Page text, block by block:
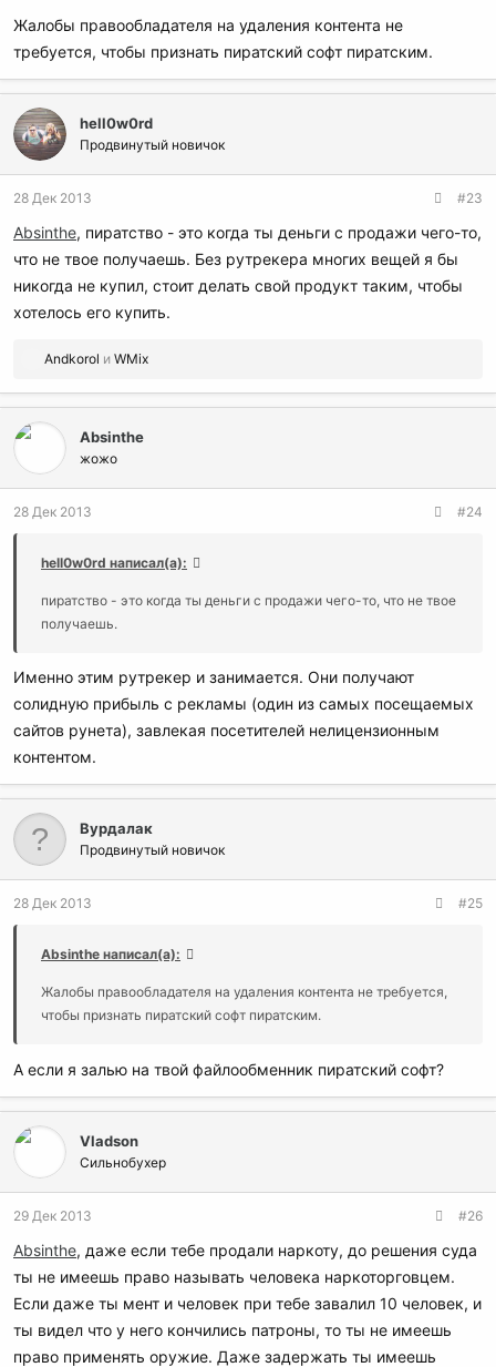
Жалобы правообладателя на удаления контента не
требуется, чтобы признать пиратский софт пиратским.
hell0w0rd
Продвинутый новичок
28 Дек 2013 #23
Absinthe, пиратство - это когда ты деньги с продажи чего-то,
что не твое получаешь. Без рутрекера многих вещей я бы
никогда не купил, стоит делать свой продукт таким, чтобы
хотелось его купить.
Р
а
и
Andkorol и WMix
Absinthe
жожо
28 Дек 2013 #24
hell0w0rd написал(а):
пиратство - это когда ты деньги с продажи чего-то, что не твое
получаешь.
Именно этим рутрекер и занимается. Они получают
солидную прибыль с рекламы (один из самых посещаемых
сайтов рунета), завлекая посетителей нелицензионным
контентом.
Вурдалак
Продвинутый новичок
28 Дек 2013 #25
Absinthe написал(а):
Жалобы правообладателя на удаления контента не требуется,
чтобы признать пиратский софт пиратским.
А если я залью на твой файлообменник пиратский софт?
Vladson
Сильнобухер
29 Дек 2013 #26
Absinthe, даже если тебе продали наркоту, до решения суда
ты не имеешь право называть человека наркоторговцем.
Если даже ты мент и человек при тебе завалил 10 человек, и
ты видел что у него кончились патроны, то ты не имеешь
право применять оружие. Даже задержать ты имеешь